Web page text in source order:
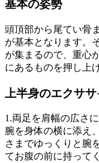
基本の姿勢
頭頂部から尾てい骨
が基本となります。
が集まるので、重心
にあるものを押し上
上半身のエクサ
1.両足を肩幅の広さ
腕を身体の横に添え
さまでゆっくりと腕
てお腹の前に持って